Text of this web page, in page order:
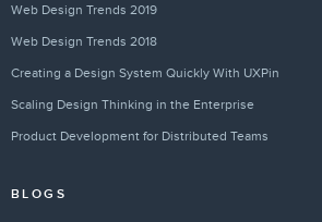
Web Design Trends 2019
Web Design Trends 2018
Creating a Design System Quickly With UXPin
Scaling Design Thinking in the Enterprise
Product Development for Distributed Teams
BLOGS